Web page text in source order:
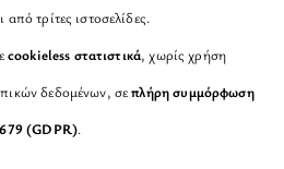
τρίτες ιστοσελίδες.
cookieless στατιστικά, χωρίς χρήση
δεδομένων, σεπλήρη συμμόρφωση
(GDPR).